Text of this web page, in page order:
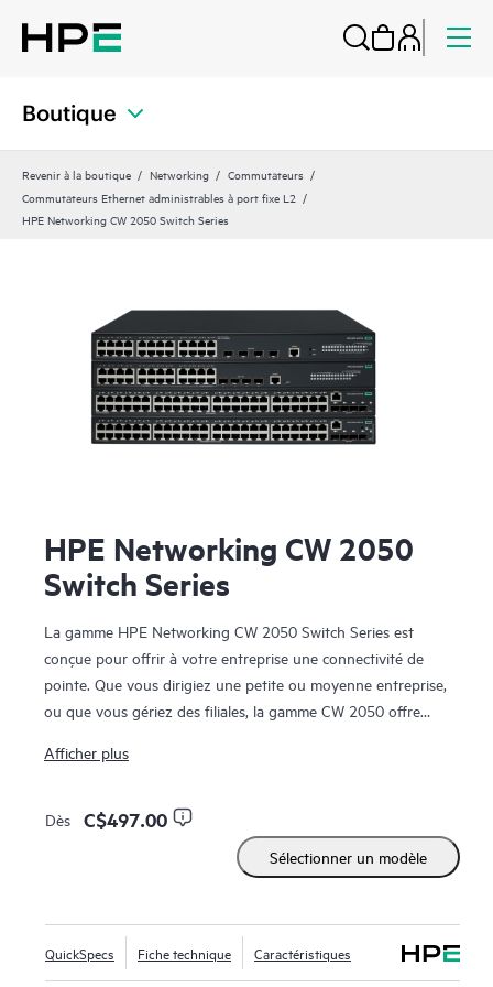
Boutique
Revenir à la boutique Networking
Commutateurs
Commutateurs Ethernet administrables à port fixe L2
HPE Networking CW 2050 Switch Series
HPE Networking CW 2050
Switch Series
La gamme HPE Networking CW 2050 Switch Series est
conçue pour offrir à votre entreprise une connectivité de
pointe. Que vous dirigiez une petite ou moyenne entreprise,
ou que vous gériez des filiales, la gamme CW 2050 offre
sans complexité ni coût élevé. Ce commutateur empilable
1G/2,5G avancés et d’une alimentation PoE haute puissance
pour prendre en charge une large gamme d’appareils, des
ordinateurs aux téléphones IP et aux points d’accès sans fil.
web et le tableau de bord CW, la configuration et la
surveillance de votre réseau sont simples, même pour les
personnes n’ayant pas d’expertise en informatique. Pour les
Afficher plus
Dès C$497.00
Sélectionner un modèle
QuickSpecs Fiche technique Caractéristiques